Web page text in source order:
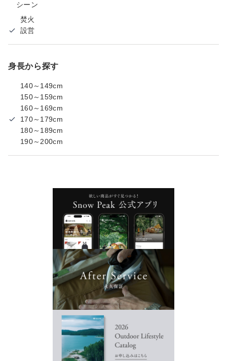
シーン
焚火
設営
身長から探す
140～149cm
150～159cm
160～169cm
170～179cm
180～189cm
190～200cm